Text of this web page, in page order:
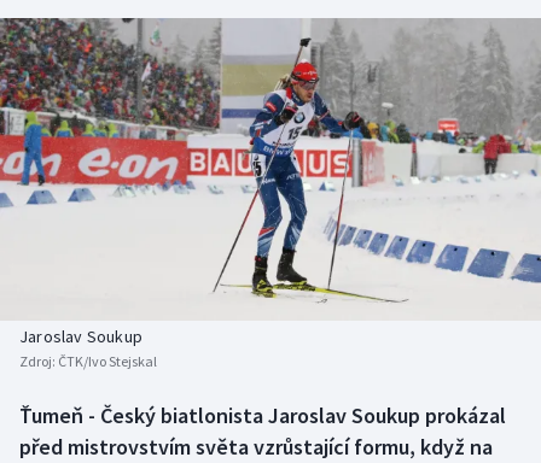
Cyklistika
DALŠÍ SPORTY
Americký fotbal
Biatlon
Box
NEPŘEHLÉDNĚTE
Aplikace ČT sport
Jaroslav Soukup
Zdroj: ČTK/Ivo Stejskal
Ťumeň - Český biatlonista Jaroslav Soukup prokázal
před mistrovstvím světa vzrůstající formu, když na